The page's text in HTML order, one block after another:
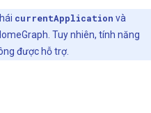
currentApplication và
Tuy nhiên, tính năng
được hỗ trợ.